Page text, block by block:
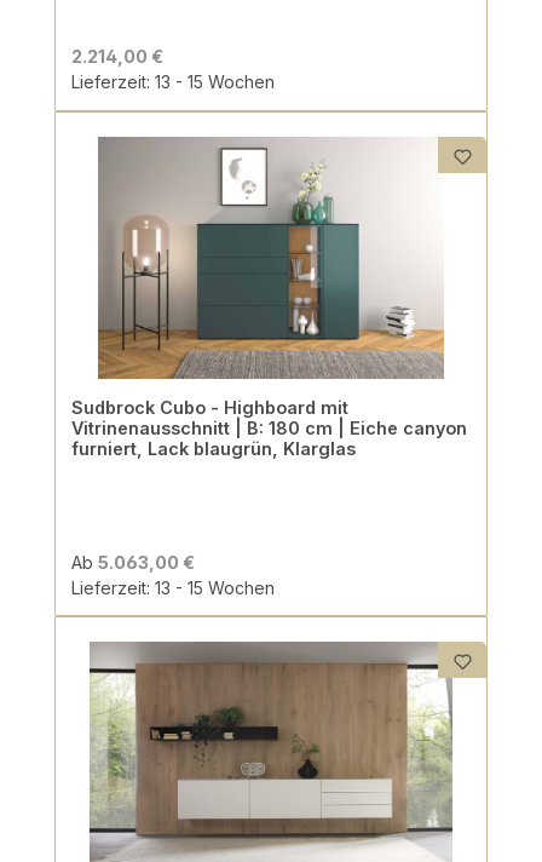
2.214,00 €
Lieferzeit: 13 - 15 Wochen
Sudbrock Cubo - Highboard mit
Vitrinenausschnitt | B: 180 cm | Eiche canyon
furniert, Lack blaugrün, Klarglas
Ab 5.063,00 €
Lieferzeit: 13 - 15 Wochen